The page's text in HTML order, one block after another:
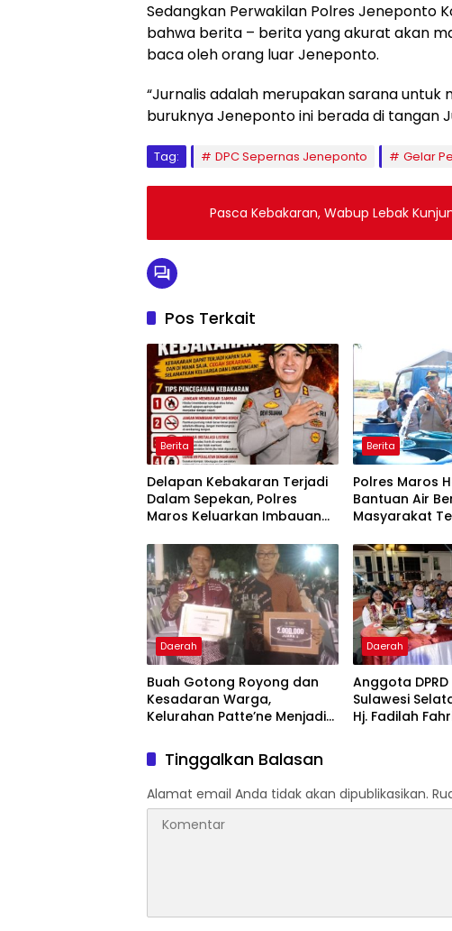
Sedangkan Perwakilan Polres Jeneponto
bahwa berita – berita yang akurat akan
baca oleh orang luar Jeneponto.
“Jurnalis adalah merupakan sarana
buruknya Jeneponto ini berada di tangan
Tag: DPC Sepernas Jeneponto Gelar
Pasca Kebakaran, Wabup Lebak
Pos Terkait
Berita
Delapan Kebakaran Terjadi
Dalam Sepekan, Polres
Maros Keluarkan Imbauan
Berita
Polres Maros
Bantuan Air
Masyarakat
Daerah
Buah Gotong Royong dan
Kesadaran Warga,
Kelurahan Patte’ne Menjadi
Daerah
Anggota
Sulawesi
Hj. Fadilah
Apresiasi dan
2026
Tinggalkan Balasan
Alamat email Anda tidak akan dipublikasikan.